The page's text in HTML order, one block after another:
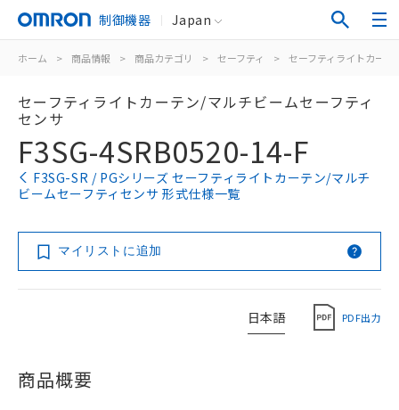
制御機器 Japan
ホーム > 商品情報 > 商品カテゴリ > セーフティ > セーフティライトカー
セーフティライトカーテン/マルチビームセーフティ
センサ
F3SG-4SRB0520-14-F
F3SG-SR / PGシリーズ セーフティライトカーテン/マルチ
ビームセーフティセンサ 形式仕様一覧
マイリストに追加
日本語 PDF出力
商品概要